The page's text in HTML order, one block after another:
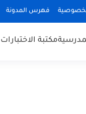
فهرس المدونة
مكتبة الاختبارات